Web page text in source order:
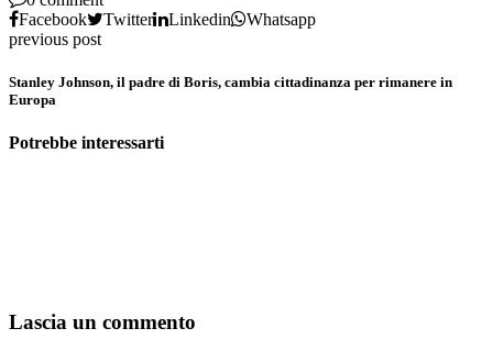
Facebook
Twitter Linkedin
Whatsapp
previous post
Stanley Johnson, il padre di Boris, cambia cittadinanza per rimanere in
Europa
Potrebbe interessarti
Lascia un commento